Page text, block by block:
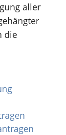
aller
die